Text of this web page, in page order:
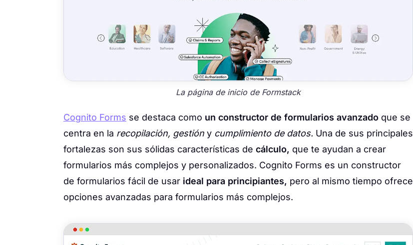
La página de inicio de Formstack
Cognito Forms se destaca como un constructor de formularios avanzado que se
centra en la recopilación, gestión y cumplimiento de datos. Una de sus principales
fortalezas son sus sólidas características de cálculo, que te ayudan a crear
formularios más complejos y personalizados. Cognito Forms es un constructor
de formularios fácil de usar ideal para principiantes, pero al mismo tiempo ofrece
opciones avanzadas para formularios más complejos.